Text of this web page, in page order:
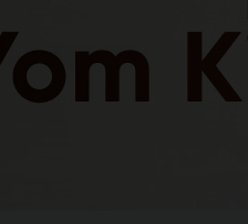
6
2
10
Il